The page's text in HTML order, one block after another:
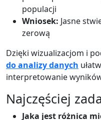
populacji
Wniosek: Jasne
zerową
Dzięki wizualizacjom i
do analizy danych
interpretowanie
Najczęściej
Jaka jest różnica